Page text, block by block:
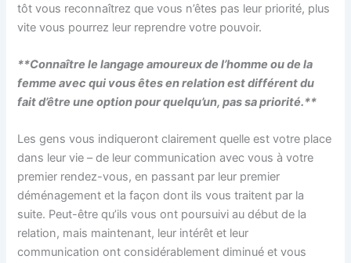
tôt vous reconnaîtrez que vous n’êtes pas leur priorité, plus
vite vous pourrez leur reprendre votre pouvoir.
**Connaître le langage amoureux de l’homme ou de la
femme avec qui vous êtes en relation est différent du
fait d’être une option pour quelqu’un, pas sa priorité.**
Les gens vous indiqueront clairement quelle est votre place
dans leur vie – de leur communication avec vous à votre
premier rendez-vous, en passant par leur premier
déménagement et la façon dont ils vous traitent par la
suite. Peut-être qu’ils vous ont poursuivi au début de la
relation, mais maintenant, leur intérêt et leur
communication ont considérablement diminué et vous